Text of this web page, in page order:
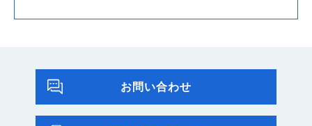
お問い合わせ